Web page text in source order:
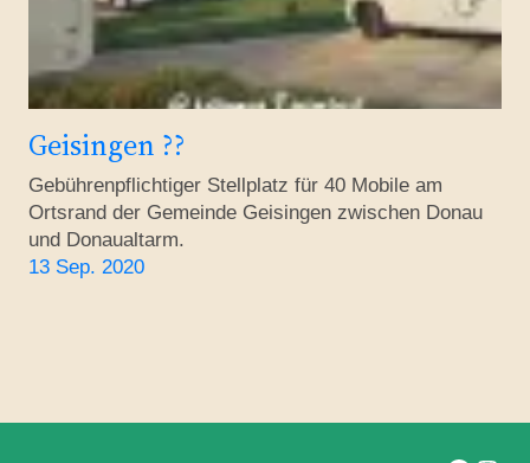
Geisingen ??
Gebührenpflichtiger Stellplatz für 40 Mobile am
Ortsrand der Gemeinde Geisingen zwischen Donau
und Donaualtarm.
13 Sep. 2020